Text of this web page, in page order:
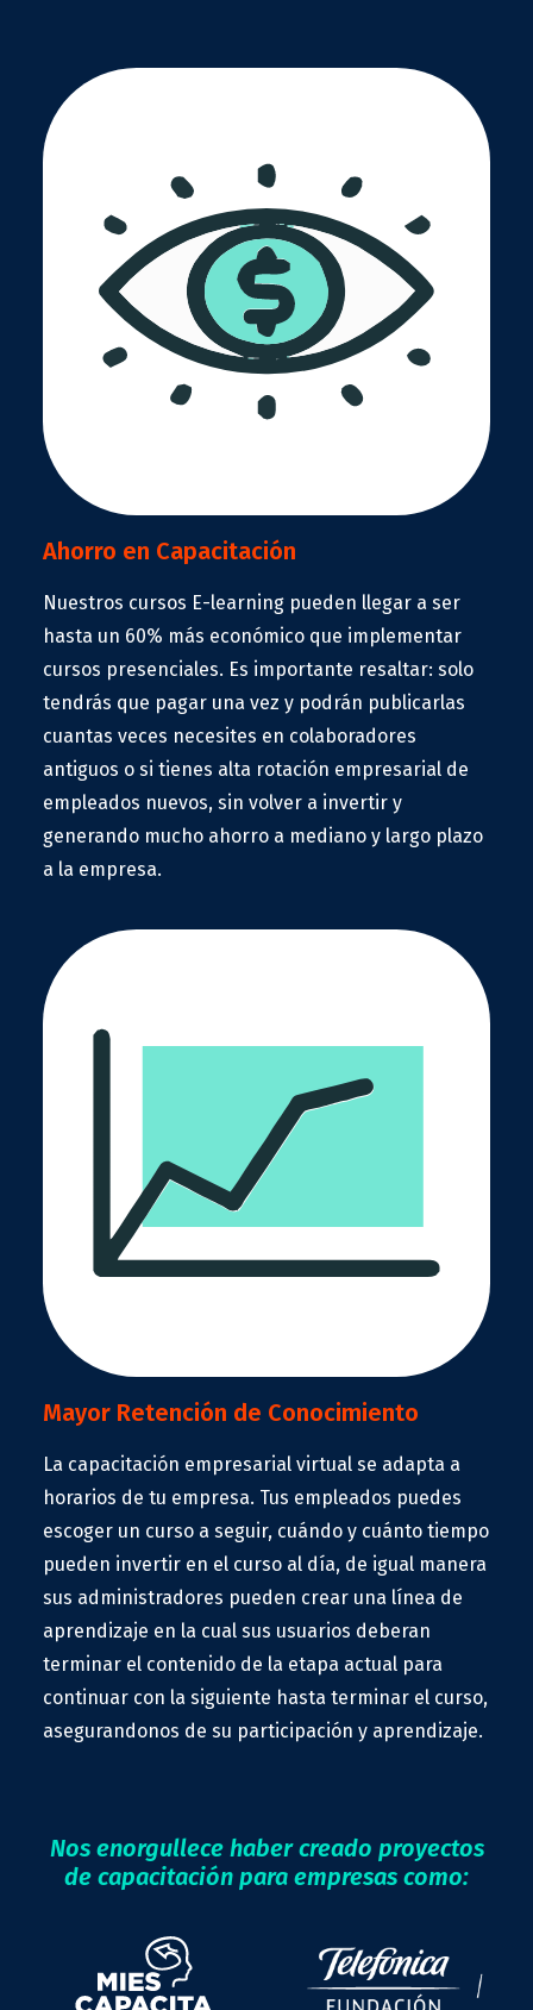
Ahorro en Capacitación
Nuestros cursos E-learning pueden llegar a ser
hasta un 60% más económico que implementar
cursos presenciales. Es importante resaltar: solo
tendrás que pagar una vez y podrán publicarlas
cuantas veces necesites en colaboradores
antiguos o si tienes alta rotación empresarial de
empleados nuevos, sin volver a invertir y
generando mucho ahorro a mediano y largo plazo
a la empresa.
Mayor Retención de Conocimiento
La capacitación empresarial virtual se adapta a
horarios de tu empresa. Tus empleados puedes
escoger un curso a seguir, cuándo y cuánto tiempo
pueden invertir en el curso al día, de igual manera
sus administradores pueden crear una línea de
aprendizaje en la cual sus usuarios deberan
terminar el contenido de la etapa actual para
continuar con la siguiente hasta terminar el curso,
asegurandonos de su participación y aprendizaje.
Nos enorgullece haber creado proyectos
de capacitación para empresas como: